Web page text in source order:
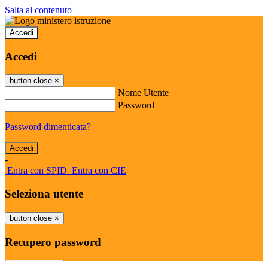
Salta al contenuto
Accedi
Accedi
button close ×
Nome Utente
Password
Password dimenticata?
-
Entra con SPID Entra con CIE
Seleziona utente
button close ×
Recupero password